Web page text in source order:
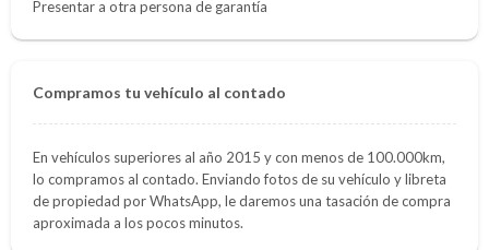
Presentar a otra persona de garantía
Compramos tu vehículo al contado
En vehículos superiores al año 2015 y con menos de 100.000km,
lo compramos al contado. Enviando fotos de su vehículo y libreta
de propiedad por WhatsApp, le daremos una tasación de compra
aproximada a los pocos minutos.